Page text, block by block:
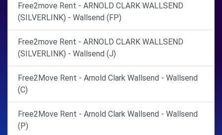
Free2move Rent - ARNOLD CLARK WALLSEND
(SILVERLINK) - Wallsend (FP)
Free2move Rent - ARNOLD CLARK WALLSEND
(SILVERLINK) - Wallsend (J)
Free2Move Rent - Arnold Clark Wallsend - Wallsend
(C)
Free2Move Rent - Arnold Clark Wallsend - Wallsend
(P)